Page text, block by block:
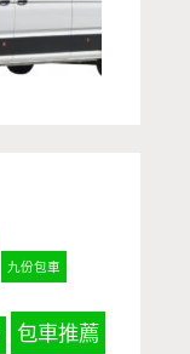
九份包車
包車推薦